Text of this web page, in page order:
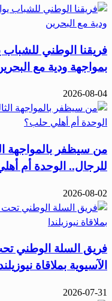
فريقنا الوطني
بمواجهة ودية مع
2026-08-04
من سيظفر بالمواجهة
للرجال.. الوحدة أم
2026-08-02
الآسيوية بملاقاة
2026-07-31